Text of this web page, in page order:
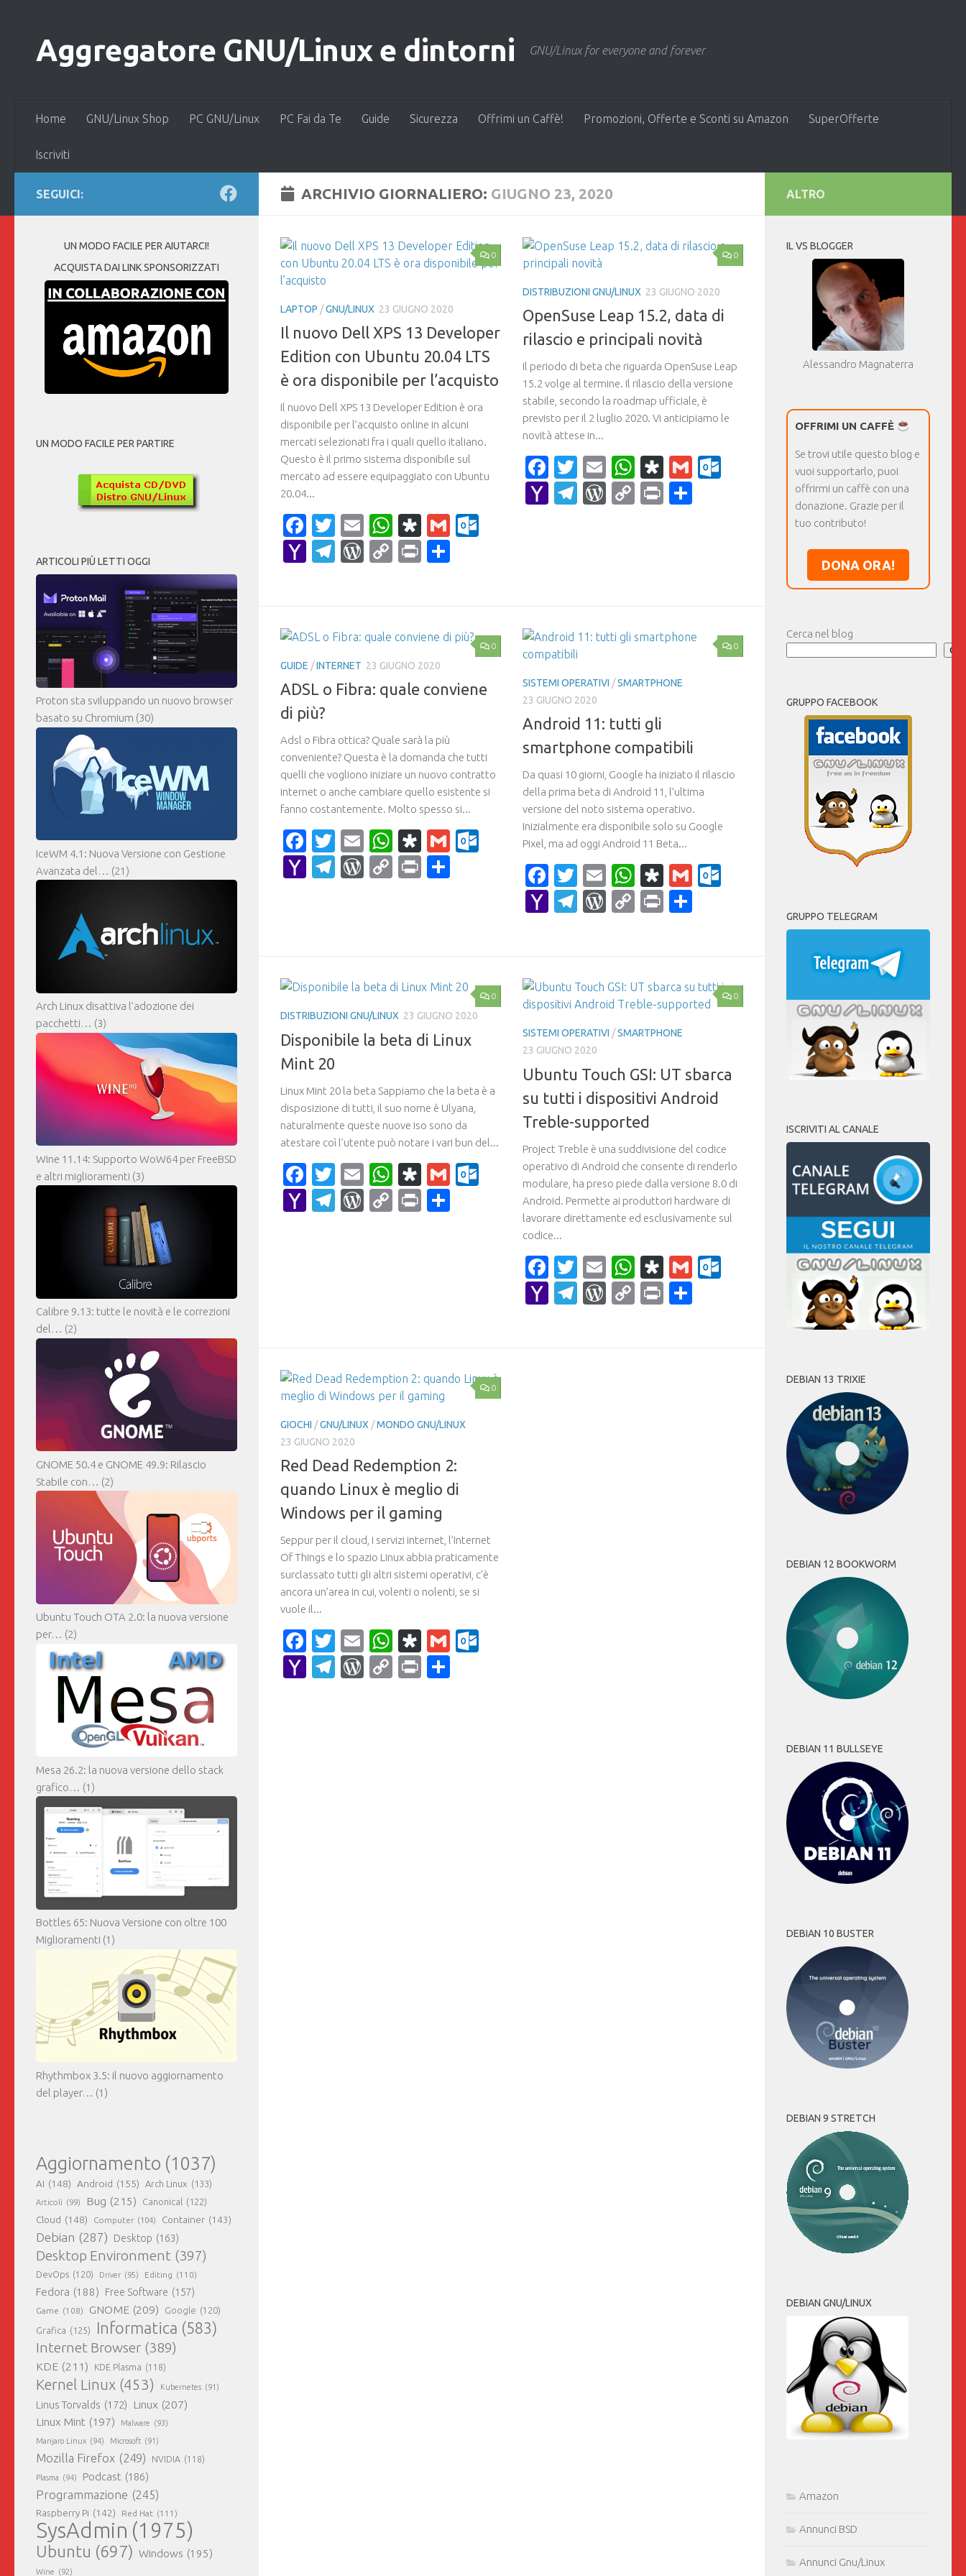
Aggregatore GNU/Linux e dintorni GNU/Linux for everyone and forever
Home GNU/Linux Shop PC GNU/Linux PC Fai da Te Guide Sicurezza Offrimi un Caffè! Promozioni, Offerte e Sconti su Amazon SuperOfferte
Iscriviti
ARCHIVIO GIORNALIERO: GIUGNO 23, 2020
0
LAPTOP /GNU/LINUX 23 GIUGNO 2020
Il nuovo Dell XPS 13 Developer
Edition con Ubuntu 20.04 LTS
è ora disponibile per l’acquisto
Il nuovo Dell XPS 13 Developer Edition è ora
disponibile per l’acquisto online in alcuni
mercati selezionati fra i quali quello italiano.
Questo è il primo sistema disponibile sul
mercato ad essere equipaggiato con Ubuntu
20.04...
Facebook
Twitter
EmailWhatsApp
Diaspora
Gmail
YahooTelegram
WordPress
CopyPrint
0
DISTRIBUZIONI GNU/LINUX 23 GIUGNO 2020
OpenSuse Leap 15.2, data di
rilascio e principali novità
Il periodo di beta che riguarda OpenSuse Leap
15.2 volge al termine. Il rilascio della versione
stabile, secondo la roadmap ufficiale, è
previsto per il 2 luglio 2020. Vi anticipiamo le
novità attese in...
Facebook
Twitter
EmailWhatsApp
Diaspora
GmailOutlook.com
YahooTelegram
WordPress
CopyPrint
0
GUIDE /INTERNET 23 GIUGNO 2020
ADSL o Fibra: quale conviene
di più?
Adsl o Fibra ottica? Quale sarà la più
conveniente? Questa è la domanda che tutti
quelli che vogliono iniziare un nuovo contratto
internet o anche cambiare quello esistente si
fanno costantemente. Molto spesso si...
Facebook
Twitter
EmailWhatsApp
Diaspora
GmailOutlook.com
YahooTelegram
WordPress
CopyPrintCondividi
0
SISTEMI OPERATIVI /SMARTPHONE
23 GIUGNO 2020
Android 11: tutti gli
smartphone compatibili
Da quasi 10 giorni, Google ha iniziato il rilascio
della prima beta di Android 11, l’ultima
versione del noto sistema operativo.
Inizialmente era disponibile solo su Google
Pixel, ma ad oggi Android 11 Beta...
Facebook
Twitter
EmailWhatsApp
Diaspora
GmailOutlook.com
YahooTelegram
WordPress
CopyPrint
0
DISTRIBUZIONI GNU/LINUX 23 GIUGNO 2020
Disponibile la beta di Linux
Mint 20
Linux Mint 20 la beta Sappiamo che la beta è a
disposizione di tutti, il suo nome è Ulyana,
naturalmente queste nuove iso sono da
atestare coì l’utente può notare i vari bun del...
Facebook
Twitter
EmailWhatsApp
Diaspora
GmailOutlook.com
YahooTelegram
WordPress
CopyPrintCondividi
0
SISTEMI OPERATIVI /SMARTPHONE
23 GIUGNO 2020
Ubuntu Touch GSI: UT sbarca
su tutti i dispositivi Android
Treble-supported
Project Treble è una suddivisione del codice
operativo di Android che consente di renderlo
modulare, ha preso piede dalla versione 8.0 di
Android. Permette ai produttori hardware di
lavorare direttamente ed esclusivamente sul
codice...
Facebook
Twitter
EmailWhatsApp
Diaspora
GmailOutlook.com
YahooTelegram
WordPress
CopyPrint
0
GIOCHI /GNU/LINUX /MONDO GNU/LINUX
23 GIUGNO 2020
Red Dead Redemption 2:
quando Linux è meglio di
Windows per il gaming
Seppur per il cloud, i servizi internet, l’Internet
Of Things e lo spazio Linux abbia praticamente
surclassato tutti gli altri sistemi operativi, c’è
ancora un’area in cui, volenti o nolenti, se si
vuole il...
Facebook
Twitter
EmailWhatsApp
Diaspora
Gmail
YahooTelegram
WordPress
CopyPrint
SEGUICI:
UN MODO FACILE PER AIUTARCI!
ACQUISTA DAI LINK SPONSORIZZATI
UN MODO FACILE PER PARTIRE
ARTICOLI PIÙ LETTI OGGI
Proton sta sviluppando un nuovo browser
basato su Chromium (30)
IceWM 4.1: Nuova Versione con Gestione
Avanzata del… (21)
Arch Linux disattiva l’adozione dei
pacchetti… (3)
Wine 11.14: Supporto WoW64 per FreeBSD
e altri miglioramenti (3)
Calibre 9.13: tutte le novità e le correzioni
del… (2)
GNOME 50.4 e GNOME 49.9: Rilascio
Stabile con… (2)
Ubuntu Touch OTA 2.0: la nuova versione
per… (2)
Mesa 26.2: la nuova versione dello stack
grafico… (1)
Bottles 65: Nuova Versione con oltre 100
Miglioramenti (1)
Rhythmbox 3.5: il nuovo aggiornamento
del player… (1)
Aggiornamento (1037)
AI (148) Android (155) Arch Linux (133)
Articoli (99) Bug (215) Canonical (122)
Cloud (148) Computer (104) Container (143)
Debian (287) Desktop (163)
Desktop Environment (397)
DevOps (120) Driver (95) Editing (110)
Fedora (188) Free Software (157)
Game (108) GNOME (209) Google (120)
Grafica (125) Informatica (583)
Internet Browser (389)
KDE (211) KDE Plasma (118)
Kernel Linux (453) Kubernetes (91)
Linus Torvalds (172) Linux (207)
Linux Mint (197) Malware (93)
Manjaro Linux (94) Microsoft (91)
Mozilla Firefox (249) NVIDIA (118)
Plasma (94) Podcast (186)
Programmazione (245)
Raspberry Pi (142) Red Hat (111)
SysAdmin (1975)
Ubuntu (697) Windows (195)
Wine (92)
ALTRO
IL VS BLOGGER
Alessandro Magnaterra
OFFRIMI UN CAFFÈ
Se trovi utile questo blog e
vuoi supportarlo, puoi
offrirmi un caffè con una
donazione. Grazie per il
tuo contributo!
DONA ORA!
Cerca nel blog
GRUPPO FACEBOOK
GRUPPO TELEGRAM
ISCRIVITI AL CANALE
DEBIAN 13 TRIXIE
DEBIAN 12 BOOKWORM
DEBIAN 11 BULLSEYE
DEBIAN 10 BUSTER
DEBIAN 9 STRETCH
DEBIAN GNU/LINUX
Amazon
Annunci BSD
Annunci Gnu/Linux